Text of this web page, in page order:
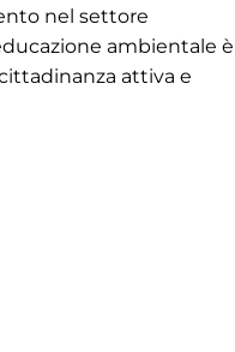
nel settore
ambientale è
attiva e